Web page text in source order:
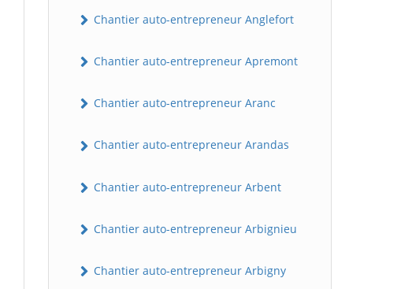
Chantier auto-entrepreneur Anglefort
Chantier auto-entrepreneur Apremont
Chantier auto-entrepreneur Aranc
Chantier auto-entrepreneur Arandas
Chantier auto-entrepreneur Arbent
Chantier auto-entrepreneur Arbignieu
Chantier auto-entrepreneur Arbigny